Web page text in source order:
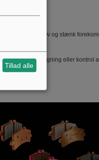
hvor støv og stænk
ved søgning eller kontrol
Tillad alle